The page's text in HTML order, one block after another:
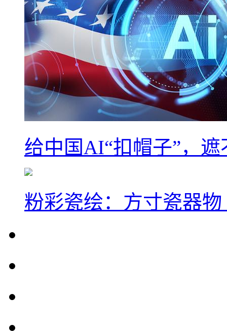
给中国AI“扣帽子”，
粉彩瓷绘：方寸瓷器